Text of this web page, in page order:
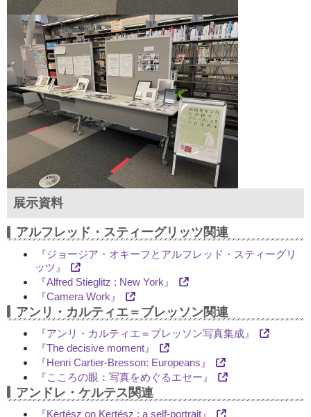
展示資料
アルフレッド・スティーグリッツ関連
『ジョージア・オキーフとアルフレッド・スティーグリ
ッツ』
『Alfred Stieglitz : New York』
『Camera Work』
アンリ・カルティエ＝ブレッソン関連
『アンリ・カルティエ＝ブレッソン写真集成』
『The decisive moment』
『Henri Cartier-Bresson: Europeans』
『こころの眼：写真をめぐるエセー』
アンドレ・ケルテス関連
『Kertész on Kertész : a self-portrait』